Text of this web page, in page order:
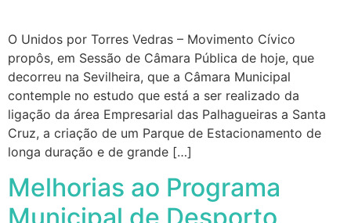
O Unidos por Torres Vedras – Movimento Cívico
propôs, em Sessão de Câmara Pública de hoje, que
decorreu na Sevilheira, que a Câmara Municipal
contemple no estudo que está a ser realizado da
ligação da área Empresarial das Palhagueiras a Santa
Cruz, a criação de um Parque de Estacionamento de
longa duração e de grande […]
Melhorias ao Programa